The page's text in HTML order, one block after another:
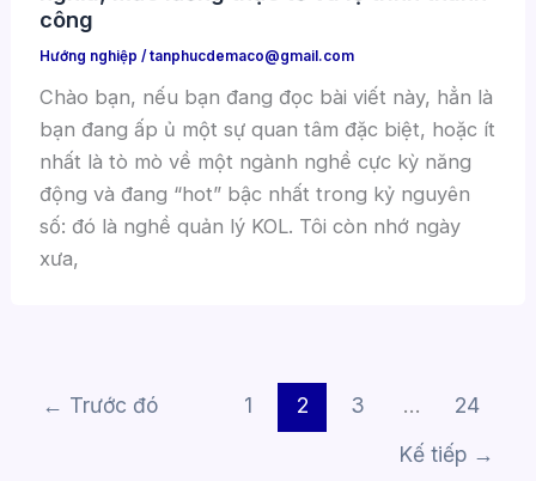
công
Hướng nghiệp /tanphucdemaco@gmail.com
Chào bạn, nếu bạn đang đọc bài viết này, hẳn là
bạn đang ấp ủ một sự quan tâm đặc biệt, hoặc ít
nhất là tò mò về một ngành nghề cực kỳ năng
động và đang “hot” bậc nhất trong kỷ nguyên
số: đó là nghề quản lý KOL. Tôi còn nhớ ngày
xưa,
← Trước đó 1 2 3 …
24
Kế tiếp →